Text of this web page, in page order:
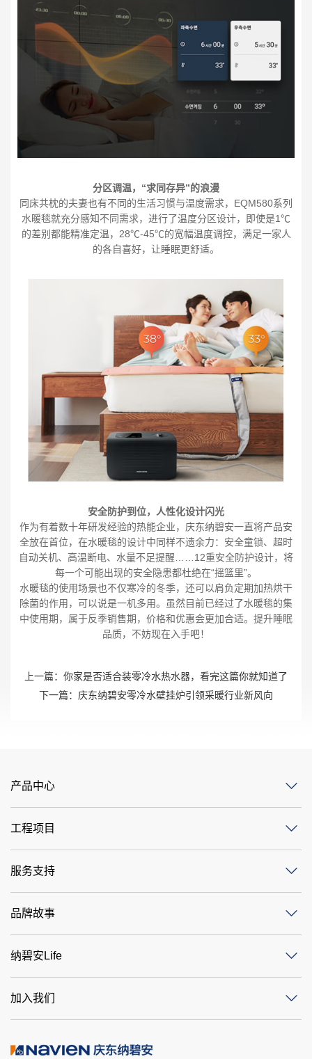
分区调温，“求同存异”的浪漫
同床共枕的夫妻也有不同的生活习惯与温度需求，EQM580系列
水暖毯就充分感知不同需求，进行了温度分区设计，即使是1℃
的差别都能精准定温，28℃-45℃的宽幅温度调控，满足一家人
的各自喜好，让睡眠更舒适。
安全防护到位，人性化设计闪光
作为有着数十年研发经验的热能企业，庆东纳碧安一直将产品安
全放在首位，在水暖毯的设计中同样不遗余力：安全童锁、超时
自动关机、高温断电、水量不足提醒……12重安全防护设计，将
每一个可能出现的安全隐患都杜绝在“摇篮里”。
水暖毯的使用场景也不仅寒冷的冬季，还可以肩负定期加热烘干
除菌的作用，可以说是一机多用。虽然目前已经过了水暖毯的集
中使用期，属于反季销售期，价格和优惠会更加合适。提升睡眠
品质，不妨现在入手吧！
上一篇： 你家是否适合装零冷水热水器，看完这篇你就知道了
下一篇： 庆东纳碧安零冷水壁挂炉引领采暖行业新风向
产品中心
工程项目
服务支持
品牌故事
纳碧安Life
加入我们